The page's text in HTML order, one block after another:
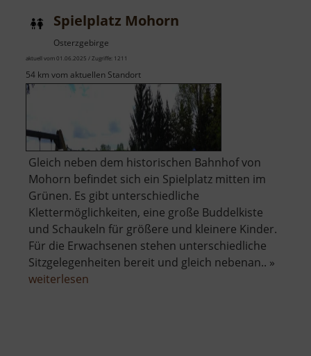
Spielplatz Mohorn
Osterzgebirge
aktuell vom 01.06.2025 / Zugriffe: 1211
54 km vom aktuellen Standort
Gleich neben dem historischen Bahnhof von
Mohorn befindet sich ein Spielplatz mitten im
Grünen. Es gibt unterschiedliche
Klettermöglichkeiten, eine große Buddelkiste
und Schaukeln für größere und kleinere Kinder.
Für die Erwachsenen stehen unterschiedliche
Sitzgelegenheiten bereit und gleich nebenan.. »
weiterlesen